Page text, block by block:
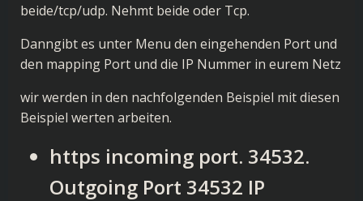
beide/tcp/udp. Nehmt beide oder Tcp.
Danngibt es unter Menu den eingehenden Port und
den mapping Port und die IP Nummer in eurem Netz
wir werden in den nachfolgenden Beispiel mit diesen
Beispiel werten arbeiten.
https incoming port. 34532.
Outgoing Port 34532 IP